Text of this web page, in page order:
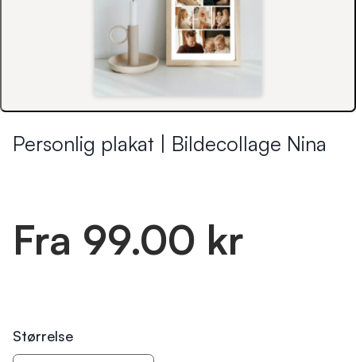
Personlig plakat | Bildecollage Nina
Fra 99.00 kr
Størrelse